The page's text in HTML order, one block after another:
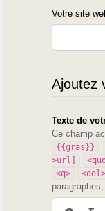
Votre site
Ajoutez
Texte de
Ce champ
{{gras}}
>url]
<q> <del>